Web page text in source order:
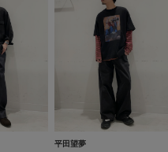
平田望夢